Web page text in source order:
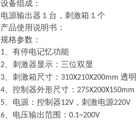
设备组成：
电源输出器１台，刺激箱１个
产品使用说明书：
规格参数：
1 有停电记忆功能
2 刺激器显示： 三位双显
3 刺激箱尺寸： 310X210X200mm 透明
4 控制器外形尺寸： 275X200X150mm
5
电源：控制器12V ， 刺激电源220V
6 、电压输出范围： 0.1~200V